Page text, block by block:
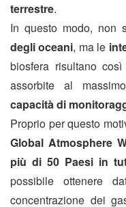
terrestre.
In questo modo, non
degli oceani, ma le
biosfera risultano
assorbite al
capacità di
Proprio per questo
Global Atmosphere
più di 50 Paesi in
possibile ottenere
concentrazione dei